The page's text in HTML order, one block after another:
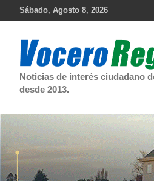
Sábado, Agosto 8, 2026
Noticias de interés ciudadano
desde 2013.